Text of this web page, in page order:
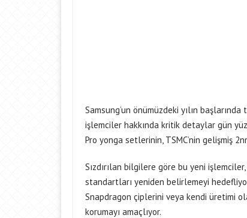
Samsung’un önümüzdeki yılın
işlemciler hakkında kritik detaylar gün
Pro yonga setlerinin, TSMC’nin gelişmiş
Sızdırılan bilgilere göre bu yeni
standartları yeniden belirlemeyi
Snapdragon çiplerini veya kendi üretimi
korumayı amaçlıyor.